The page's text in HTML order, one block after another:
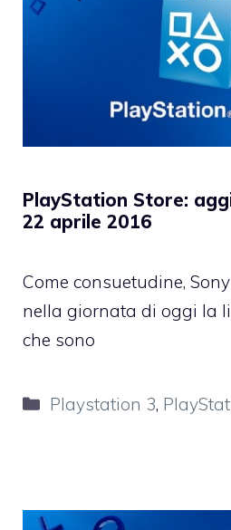
PlayStation Store:
22 aprile 2016
Come consuetudine,
nella giornata di oggi la
che sono
Categorie
Playstation 3,